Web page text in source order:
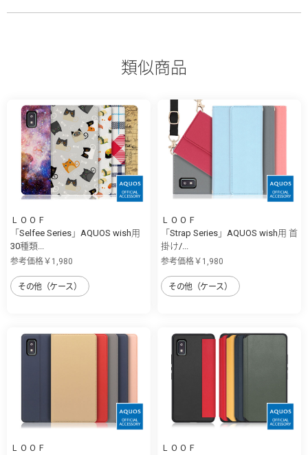
類似商品
ＬＯＯＦ
「Selfee Series」AQUOS wish用
30種類...
参考価格￥1,980
その他（ケース）
ＬＯＯＦ
「Strap Series」AQUOS wish用 首
掛け/...
参考価格￥1,980
その他（ケース）
ＬＯＯＦ
ＬＯＯＦ